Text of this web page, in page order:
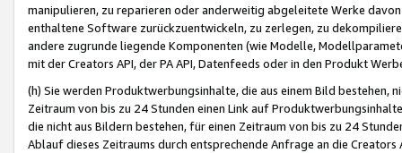
manipulieren, zu reparieren oder anderweitig abgeleitete Werke
enthaltene Software zurückzuentwickeln, zu zerlegen, zu
andere zugrunde liegende Komponenten (wie Modelle,
mit der Creators API, der PA API, Datenfeeds oder in den Produkt
(h) Sie werden Produktwerbungsinhalte, die aus einem Bild bestehen,
Zeitraum von bis zu 24 Stunden einen Link auf
die nicht aus Bildern bestehen, für einen Zeitraum von bis zu 24
Ablauf dieses Zeitraums durch entsprechende Anfrage an die